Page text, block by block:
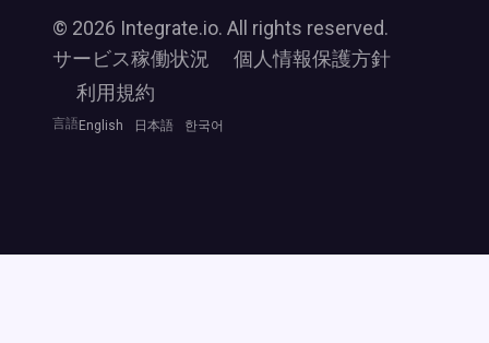
© 2026 Integrate.io. All rights reserved.
サービス稼働状況
個人情報保護方針
利用規約
言語 English 日本語 한국어